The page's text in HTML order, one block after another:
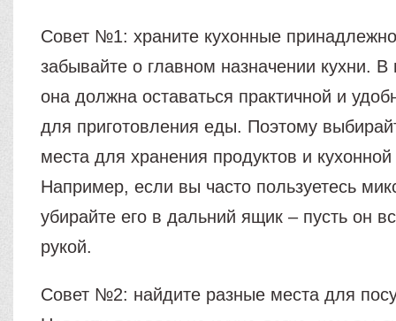
Совет №1: храните кухонные
забывайте о главном назначении кухни.
она должна оставаться практичной и
для приготовления еды. Поэтому
места для хранения продуктов и кухонной
Например, если вы часто пользуетесь
убирайте его в дальний ящик – пусть он
рукой.
Совет №2: найдите разные места для